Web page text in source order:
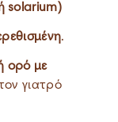
solarium)
.
ορό με
γιατρό